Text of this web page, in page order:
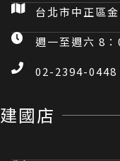
台北市中正區
週一至週六 8
02-2394-0448
建國店